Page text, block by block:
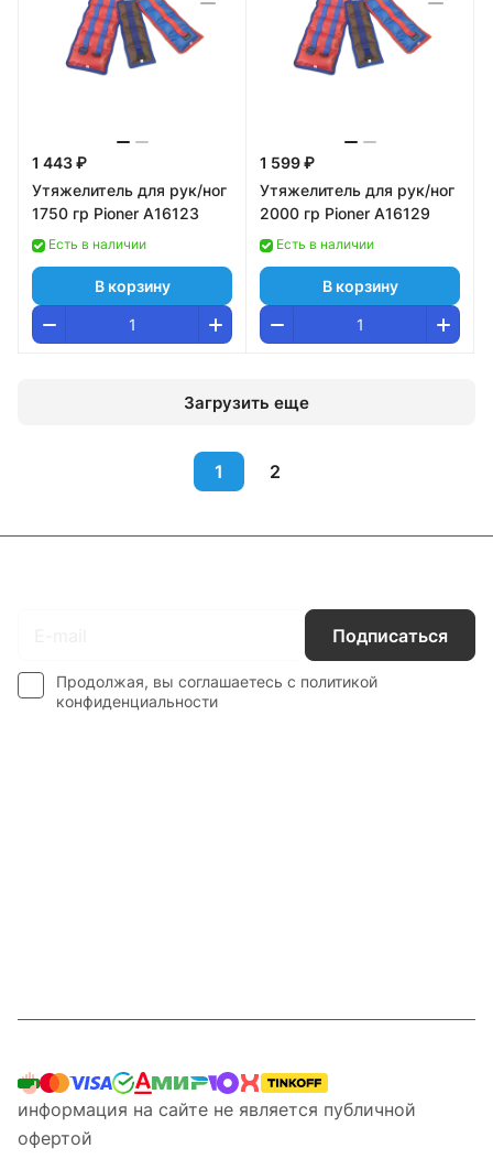
1 443 ₽
Утяжелитель для рук/ног
1750 гр Pioner A16123
Есть в наличии
В корзину
1 599 ₽
Утяжелитель для рук/ног
2000 гр Pioner A16129
Есть в наличии
В корзину
Загрузить еще
1 2
Подписаться
Продолжая, вы соглашаетесь с политикой
конфиденциальности
информация на сайте не является публичной
офертой